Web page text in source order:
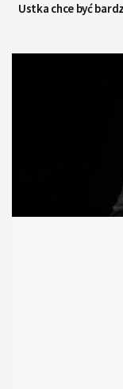
Ustka chce być